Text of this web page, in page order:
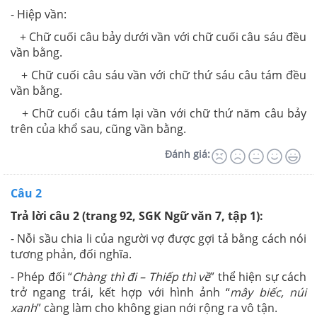
- Hiệp vần:
+ Chữ cuối câu bảy dưới vần với chữ cuối câu sáu đều
vần bằng.
+ Chữ cuối câu sáu vần với chữ thứ sáu câu tám đều
vần bằng.
+ Chữ cuối câu tám lại vần với chữ thứ năm câu bảy
trên của khổ sau, cũng vần bằng.
Đánh giá:
Câu 2
Trả lời câu 2 (trang 92, SGK Ngữ văn 7, tập 1):
- Nỗi sầu chia li của người vợ được gợi tả bằng cách nói
tương phản, đối nghĩa.
- Phép đối “Chàng thì đi – Thiếp thì về” thể hiện sự cách
trở ngang trái, kết hợp với hình ảnh “mây biếc, núi
xanh” càng làm cho không gian nới rộng ra vô tận.